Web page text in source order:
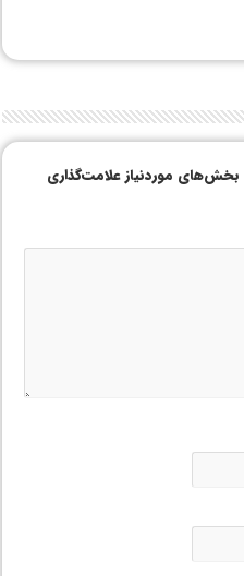
بخش‌های موردنیاز علامت‌گذاری